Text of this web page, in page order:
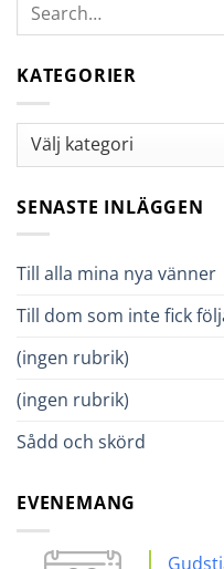
KATEGORIER
Kategorier
SENASTE INLÄGGEN
Till alla mina nya
Till dom som inte fick
(ingen rubrik)
(ingen rubrik)
Sådd och skörd
EVENEMANG